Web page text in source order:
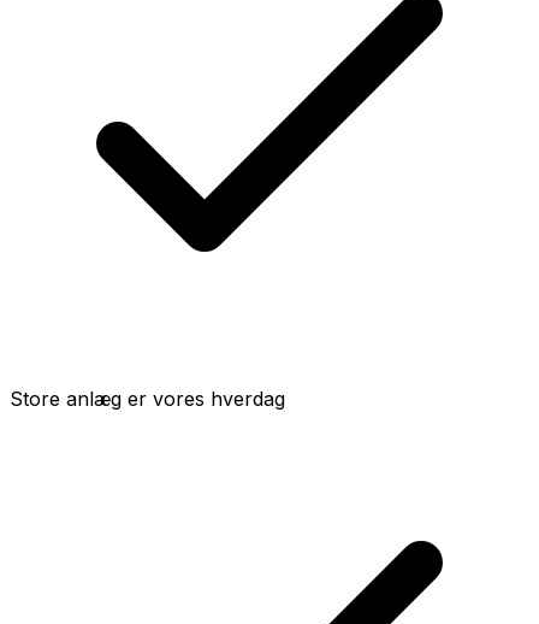
Store anlæg er vores hverdag